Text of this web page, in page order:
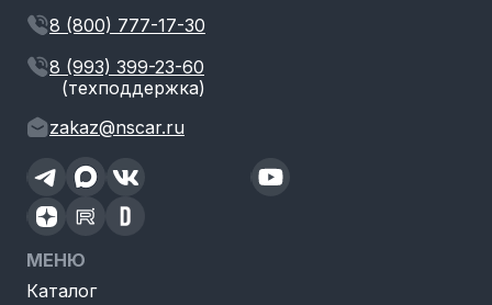
8 (800) 777-17-30
8 (993) 399-23-60
(техподдержка)
zakaz@nscar.ru
МЕНЮ
Каталог